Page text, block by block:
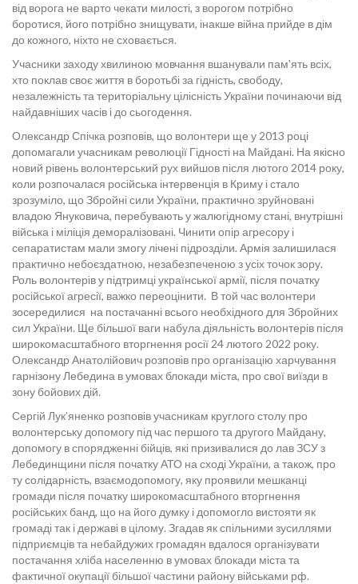
від ворога не варто чекати милості, з ворогом потрібно
боротися, його потрібно знищувати, інакше війна прийде в дім
до кожного, ніхто не сховається.
Учасники заходу хвилиною мовчання вшанували пам'ять всіх,
хто поклав своє життя в боротьбі за гідність, свободу,
незалежність та територіальну цілісність України починаючи від
найдавніших часів і до сьогодення.
Олександр Спічка розповів, що волонтери ще у 2013 році
допомагали учасникам революції Гідності на Майдані. На якісно
новий рівень волонтерський рух вийшов після лютого 2014 року,
коли розпочалася російська інтервенція в Криму і стало
зрозуміло, що Збройні сили України, практично зруйновані
владою Януковича, перебувають у жалюгідному стані, внутрішні
війська і міліція деморалізовані. Чинити опір агресору і
сепаратистам мали змогу лічені підрозділи. Армія залишилася
практично небоєздатною, незабезпеченою з усіх точок зору.
Роль волонтерів у підтримці української армії, після початку
російської агресії, важко переоцінити. В той час волонтери
зосередилися на постачанні всього необхідного для Збройних
сил України. Ще більшої ваги набула діяльність волонтерів після
широкомасштабного вторгнення росії 24 лютого 2022 року.
Олександр Анатолійович розповів про організацію харчування
гарнізону Лебедина в умовах блокади міста, про свої виїзди в
зону бойових дій.
Сергій Лук’яненко розповів учасникам круглого столу про
волонтерську допомогу під час першого та другого Майдану,
допомогу в спорядженні бійців, які призивалися до лав ЗСУ з
Лебединщини після початку АТО на сході України, а також, про
ту солідарність, взаємодопомогу, яку проявили мешканці
громади після початку широкомасштабного вторгнення
російських банд, що на його думку і допомогло вистояти як
громаді так і державі в цілому. Згадав як спільними зусиллями
підприємців та небайдужих громадян вдалося організувати
постачання хліба населенню в умовах блокади міста та
фактичної окупації більшої частини району військами рф.